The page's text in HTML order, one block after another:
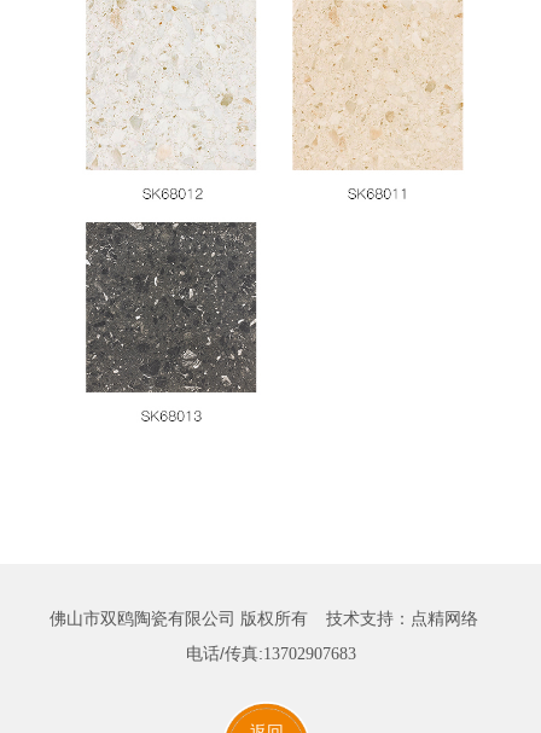
佛山市双鸥陶瓷有限公司 版权所有 技术支持： 点精网络
电话/传真:13702907683